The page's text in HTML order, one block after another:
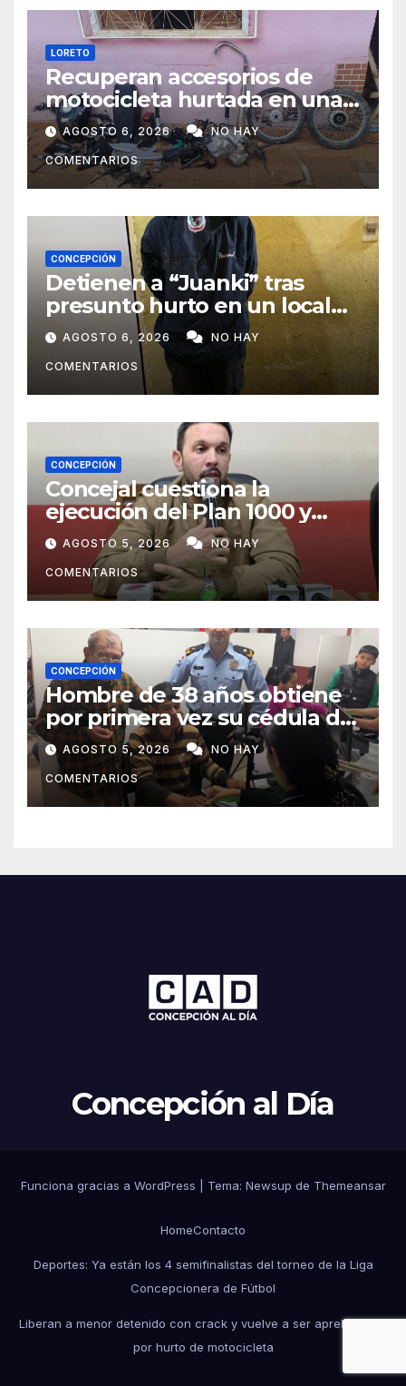
LORETO
Recuperan accesorios de
motocicleta hurtada en una
zona boscosa de Loreto
AGOSTO 6, 2026 NO HAY
COMENTARIOS
CONCEPCIÓN
Detienen a “Juanki” tras
presunto hurto en un local
comercial
AGOSTO 6, 2026 NO HAY
COMENTARIOS
CONCEPCIÓN
Concejal cuestiona la
ejecución del Plan 1000 y
pide mayor participación del
municipio
AGOSTO 5, 2026 NO HAY
COMENTARIOS
CONCEPCIÓN
Hombre de 38 años obtiene
por primera vez su cédula de
identidad en Concepción
AGOSTO 5, 2026 NO HAY
COMENTARIOS
Concepción al Día
Funciona gracias a WordPress Tema: Newsup de Themeansar
HomeContacto
Deportes: Ya están los 4 semifinalistas del torneo de la Liga
Concepcionera de Fútbol
Liberan a menor detenido con crack y vuelve a ser aprehendido
por hurto de motocicleta